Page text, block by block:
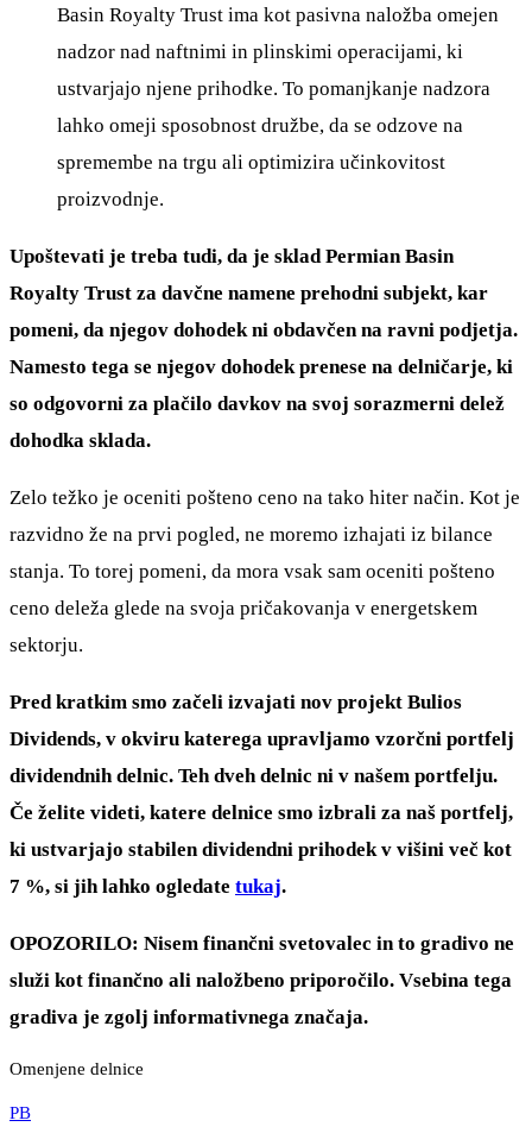
Basin Royalty Trust ima kot pasivna naložba omejen
nadzor nad naftnimi in plinskimi operacijami, ki
ustvarjajo njene prihodke. To pomanjkanje nadzora
lahko omeji sposobnost družbe, da se odzove na
spremembe na trgu ali optimizira učinkovitost
proizvodnje.
Upoštevati je treba tudi, da je sklad Permian Basin
Royalty Trust za davčne namene prehodni subjekt, kar
pomeni, da njegov dohodek ni obdavčen na ravni podjetja.
Namesto tega se njegov dohodek prenese na delničarje, ki
so odgovorni za plačilo davkov na svoj sorazmerni delež
dohodka sklada.
Zelo težko je oceniti pošteno ceno na tako hiter način. Kot je
razvidno že na prvi pogled, ne moremo izhajati iz bilance
stanja. To torej pomeni, da mora vsak sam oceniti pošteno
ceno deleža glede na svoja pričakovanja v energetskem
sektorju.
Pred kratkim smo začeli izvajati nov projekt Bulios
Dividends, v okviru katerega upravljamo vzorčni portfelj
dividendnih delnic. Teh dveh delnic ni v našem portfelju.
Če želite videti, katere delnice smo izbrali za naš portfelj,
ki ustvarjajo stabilen dividendni prihodek v višini več kot
7 %, si jih lahko ogledate tukaj.
OPOZORILO: Nisem finančni svetovalec in to gradivo ne
služi kot finančno ali naložbeno priporočilo. Vsebina tega
gradiva je zgolj informativnega značaja.
Omenjene delnice
PB